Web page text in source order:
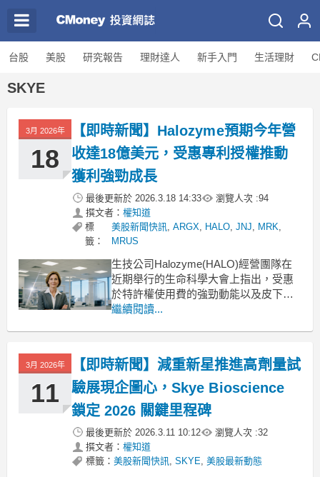
台股 美股 研究報告 理財達人 新手入門 生活理財
SKYE
3月 2026年
18
【即時新聞】Halozyme預期今年營
收達18億美元，受惠專利授權推動
獲利強勁成長
最後更新於 2026.3.18 14:33 瀏覽人次 :94
撰文者： 權知道
標
籤：
美股新聞快訊,ARGX, HALO,JNJ, MRK,
MRUS
生技公司Halozyme(HALO)經營團隊在
近期舉行的生命科學大會上指出，受惠
於特許權使用費的強勁動能以及皮下藥
物遞送平台的持續擴張，公司未來的營
近期擴展市場的收購行動，
Halozyme(HALO)展現了超越核心技術
ENHANZE
繼續閱讀...
3月 2026年
11
【即時新聞】減重新星推進高劑量試
驗展現企圖心，Skye Bioscience
鎖定 2026 關鍵里程碑
最後更新於 2026.3.11 10:12 瀏覽人次 :32
撰文者： 權知道
標籤： 美股新聞快訊, SKYE, 美股最新動態